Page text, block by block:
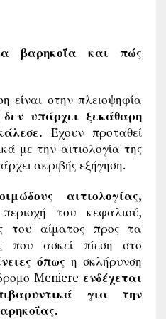
βαρηκοΐα και πώς
είναι στην πλειοψηφία
δεν υπάρχει ξεκάθαρη
Έχουν προταθεί
με την αιτιολογία της
ακριβής εξήγηση.
αιτιολογίας,
του κεφαλιού,
του αίματος προς τα
που ασκεί πίεση στο
όπως η σκλήρυνση
Meniereενδέχεται
για την
.